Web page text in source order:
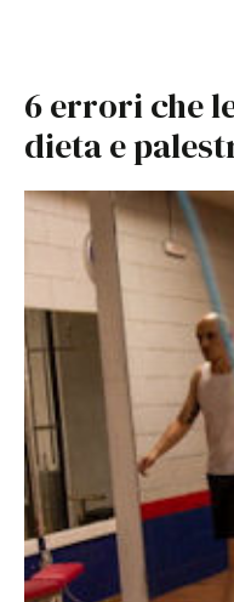
6 errori che
dieta e